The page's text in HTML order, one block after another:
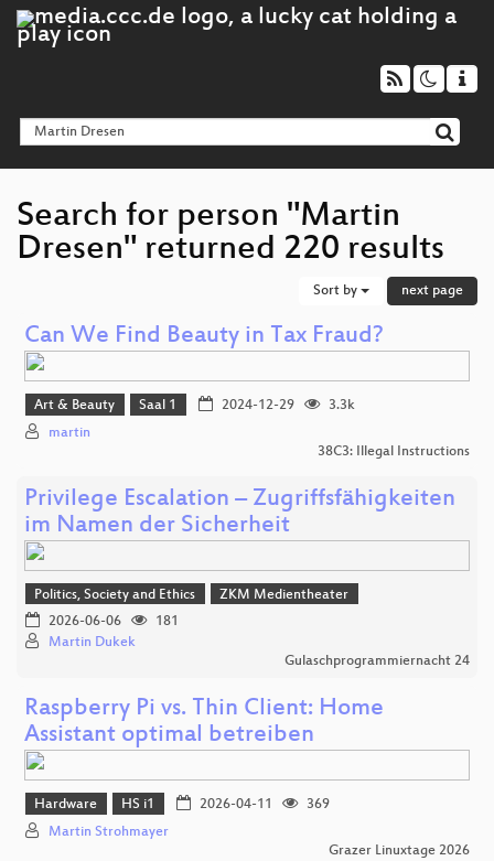
Search for person "Martin
Dresen" returned 220 results
Sort by next page
Can We Find Beauty in Tax Fraud?
Art & Beauty Saal 1 2024-12-29
3.3k
martin
38C3: Illegal Instructions
Privilege Escalation – Zugriffsfähigkeiten
im Namen der Sicherheit
Politics, Society and Ethics
ZKM Medientheater
2026-06-06
181
Martin Dukek
Gulaschprogrammiernacht 24
Raspberry Pi vs. Thin Client: Home
Assistant optimal betreiben
Hardware HS i1 2026-04-11
369
Martin Strohmayer
Grazer Linuxtage 2026